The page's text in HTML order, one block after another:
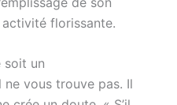
florissante.
soit un
vous trouve pas. Il